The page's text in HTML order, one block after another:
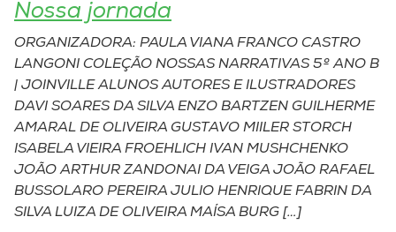
CPA
Biblioteca
Editora
Rádio
Nossa jornada
ORGANIZADORA: PAULA VIANA FRANCO CASTRO
LANGONI COLEÇÃO NOSSAS NARRATIVAS 5º ANO B
| JOINVILLE ALUNOS AUTORES E ILUSTRADORES
DAVI SOARES DA SILVA ENZO BARTZEN GUILHERME
AMARAL DE OLIVEIRA GUSTAVO MIILER STORCH
ISABELA VIEIRA FROEHLICH IVAN MUSHCHENKO
JOÃO ARTHUR ZANDONAI DA VEIGA JOÃO RAFAEL
BUSSOLARO PEREIRA JULIO HENRIQUE FABRIN DA
SILVA LUIZA DE OLIVEIRA MAÍSA BURG […]